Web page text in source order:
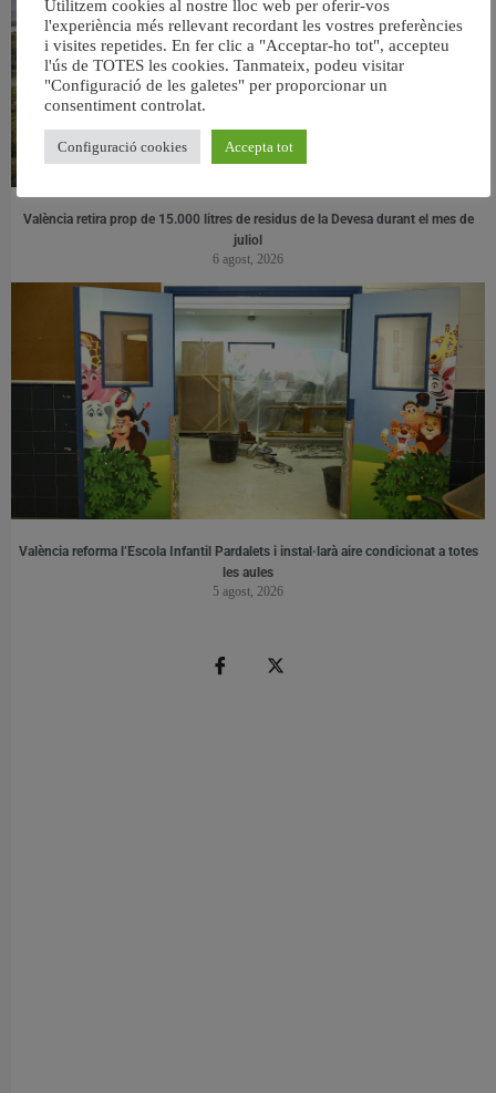
València retira prop de 15.000 litres de residus de la Devesa durant el mes de
juliol
6 agost, 2026
València reforma l’Escola Infantil Pardalets i instal·larà aire condicionat a totes
les aules
5 agost, 2026
Utilitzem cookies al nostre lloc web per oferir-vos
l'experiència més rellevant recordant les vostres preferències
i visites repetides. En fer clic a "Acceptar-ho tot", accepteu
l'ús de TOTES les cookies. Tanmateix, podeu visitar
"Configuració de les galetes" per proporcionar un
consentiment controlat.
Configuració cookies Accepta tot